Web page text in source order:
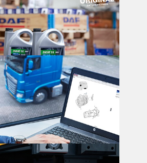
novo padrão para óleo